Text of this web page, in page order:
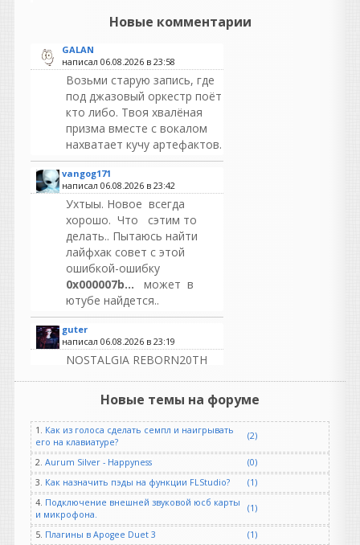
Новые комментарии
GALAN
написал 06.08.2026 в 23:58
Возьми старую запись, где
под джазовый оркестр поёт
кто либо. Твоя хвалёная
призма вместе с вокалом
нахватает кучу артефактов.
vangog171
написал 06.08.2026 в 23:42
Ухтыы. Новое всегда
хорошо. Что сэтим то
делать.. Пытаюсь найти
лайфхак совет с этой
ошибкой-ошибку
0x000007b... может в
ютубе найдется..
guter
написал 06.08.2026 в 23:19
NOSTALGIA REBORN20TH
ONE OF THE MOST
POPULAR AND ENDURING
SAMPLE LIBRARIES EVER
MADE
Возрождение Ностальгии |
Скоро...
Отмечая двадцатилетие
существования в качестве
одной из самых популярных
и долговечных библиотек
Новые темы на форуме
1. Как из голоса сделать семпл и наигрывать
его на клавиатуре?
(2)
2. Aurum Silver - Happyness
(0)
3. Как назначить пэды на функции FLStudio?
(1)
4. Подключение внешней звуковой юсб карты
и микрофона.
(1)
5. Плагины в Apogee Duet 3 (1)